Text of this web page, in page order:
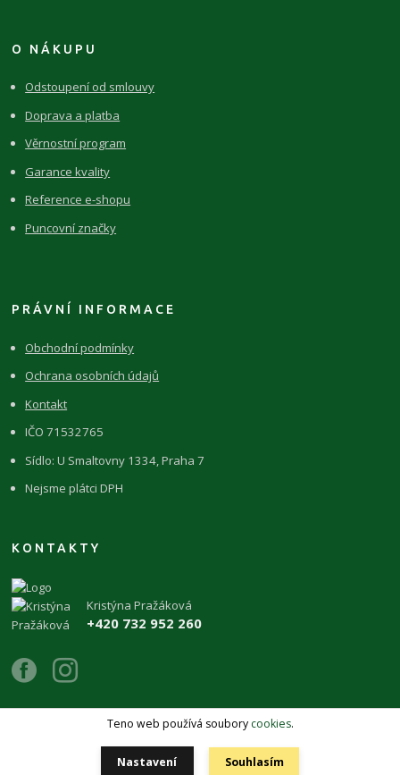
O NÁKUPU
Odstoupení od smlouvy
Doprava a platba
Věrnostní program
Garance kvality
Reference e-shopu
Puncovní značky
PRÁVNÍ INFORMACE
Obchodní podmínky
Ochrana osobních údajů
Kontakt
IČO 71532765
Sídlo: U Smaltovny 1334, Praha 7
Nejsme plátci DPH
KONTAKTY
Kristýna Pražáková
+420 732 952 260
Copyright 2026 © ŽIVÉKAMENY Kristýna Pražáková
Teno web používá soubory cookies.
Nastavení Souhlasím